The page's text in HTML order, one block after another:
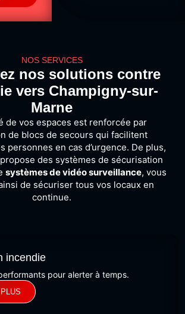
NOS SERVICES
nos solutions contre
vers Champigny-sur-
Marne
de vos espaces est renforcée par
de blocs de secours qui facilitent
personnes en cas d’urgence. De plus,
des systèmes de sécurisation
systèmes de vidéo surveillance, vous
de sécuriser tous vos locaux en
continue.
incendie
pour alerter à temps.